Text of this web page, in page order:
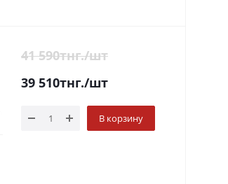
41 590тнг./шт
39 510тнг./шт
В корзину